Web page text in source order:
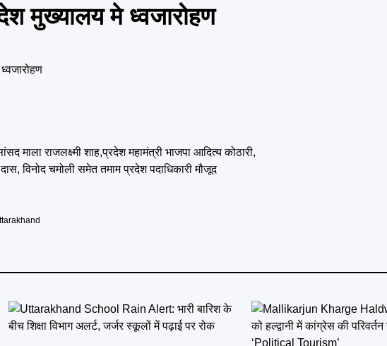
मुख्यालय मे ध्वजारोहण
माला राजलक्ष्मी शाह,प्रदेश महामंत्री भाजपा आदित्य कोठारी,
विनोद चमोली समेत तमाम प्रदेश पदाधिकारी मौजूद